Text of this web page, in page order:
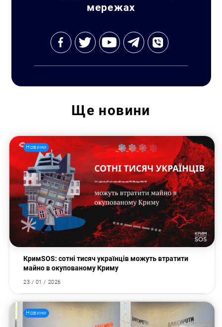
мережах
Ще новини
Новини
КримSOS: сотні тисяч українців можуть втратити
майно в окупованому Криму
23 / 01 / 2026
Новини